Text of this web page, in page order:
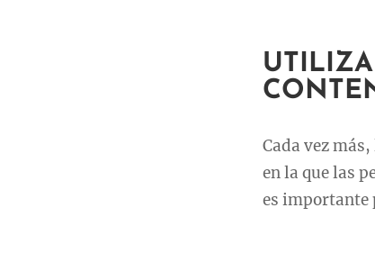
UTILIZA
Cada vez
en la que las
es importante